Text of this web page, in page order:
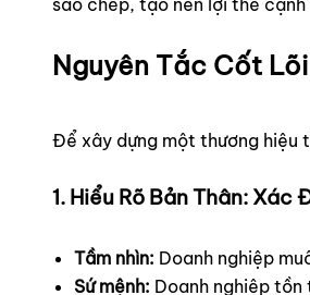
Nguyên Tắc Cốt
Để xây dựng một thương hiệu
1. Hiểu Rõ Bản Thân: Xác
Tầm nhìn: Doanh nghiệp
Sứ mệnh: Doanh nghiệp